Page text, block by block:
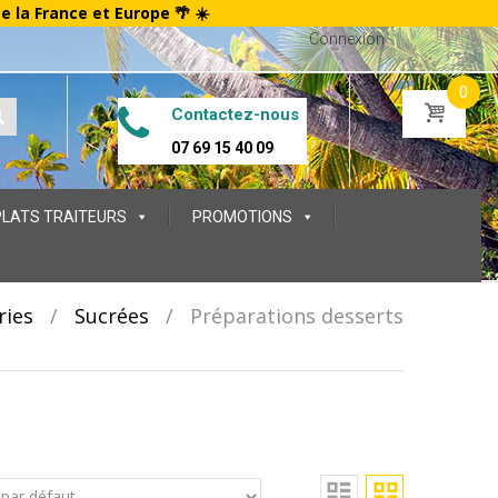
la France et Europe 🌴 ☀️
Connexion
Contactez-nous
07 69 15 40 09
0
TRAITEURS PROMOTIONS
/ Sucrées / Préparations desserts